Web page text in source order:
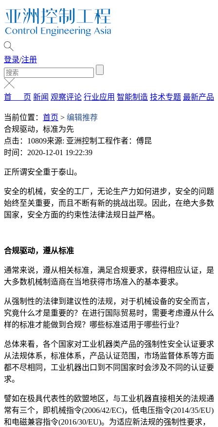
登录/注册
首 页 新闻 观察评论 行业应用 智能制造 技术专题 最新产品
当前位置： 首页 > 编辑推荐
合规驱动，标准为先
点击：10809来源: 亚洲控制工程作者：傅昆
时间：2020-12-01 19:22:39
正所谓安全重于泰山。
安全的机械，安全的工厂，无论生产力如何进步，安全的问题
始终至关重要，而且不断有新的挑战出现。因此，在绝大多数
国家，安全方面的约束性法律法规日益严格。
合规驱动，遵从标准
通常来说，遵从相关标准，满足合规要求，获得相应认证，是
大多数机械制造商在当地获得市场准入的基本要求。
从强制性的法律到建议性的法规，对于机械设备的安全而言，
究竟什么才是重要的？在进行国际贸易时，需要考虑遵从什么
样的标准才能做到合规？哪些标准适用于哪些行业？
总体来看，各个国家对工业机器类产品的强制性安全认证要求
从法规体系，标准体系，产品认证范围，市场监督体系等方面
都不尽相同，工业机器出口到不同国家时会涉及不同的认证要
求。
譬如在极具代表性的欧盟地区，与工业机器直接相关的法规通
常有三个，即机械指令(2006/42/EC)，低电压指令(2014/35/EU)
和电磁兼容指令(2016/30/EU)。为适应新法规的强制性要求，